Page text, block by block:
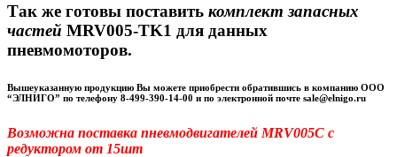
Так же готовы поставить комплект запасных
частей MRV005-TK1 для данных
пневмомоторов.
Вышеуказанную продукцию Вы можете приобрести обратившись в компанию ООО
“ЭЛНИГО” по телефону 8-499-390-14-00 и по электронной почте sale@elnigo.ru
Возможна поставка пневмодвигателей MRV005C с
редуктором от 15шт